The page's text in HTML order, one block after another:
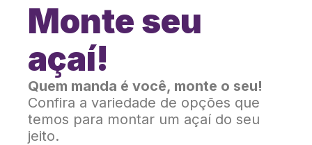
Monte seu
açaí!
Quem manda é você, monte o seu!
Confira a variedade de opções que
temos para montar um açaí do seu
jeito.